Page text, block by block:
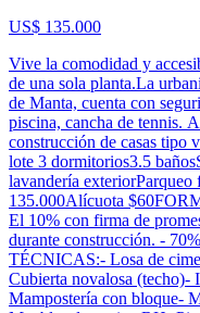
US$ 135.000
Vive la comodidad y
de una sola planta.La
de Manta, cuenta con
piscina, cancha de tennis.
construcción de casas tipo
lote 3 dormitorios3.5
lavandería
135.000Alícuota
El 10% con firma de
durante construcción. -
TÉCNICAS:- Losa de
Cubierta novalosa (techo)-
Mampostería con bloque-